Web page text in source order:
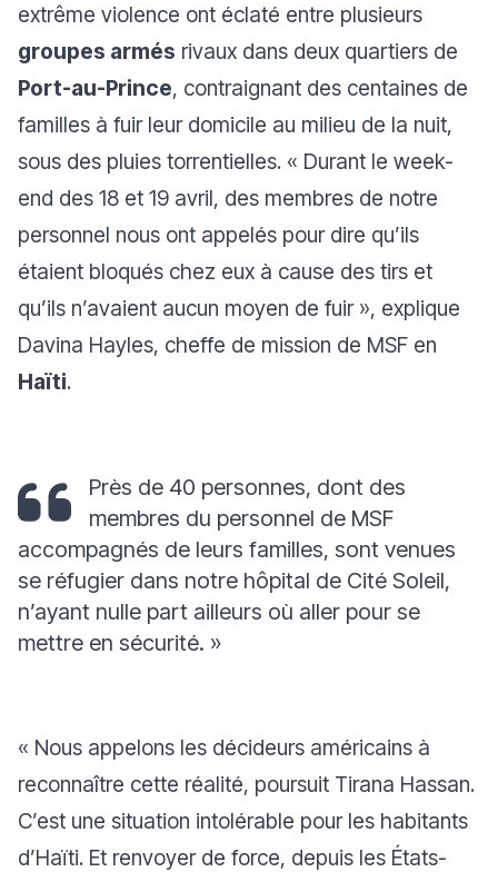
extrême violence ont éclaté entre plusieurs
groupes armés rivaux dans deux quartiers de
Port-au-Prince, contraignant des centaines de
familles à fuir leur domicile au milieu de la nuit,
sous des pluies torrentielles. « Durant le week-
end des 18 et 19 avril, des membres de notre
personnel nous ont appelés pour dire qu’ils
étaient bloqués chez eux à cause des tirs et
qu’ils n’avaient aucun moyen de fuir », explique
Davina Hayles, cheffe de mission de MSF en
Haïti.
Près de 40 personnes, dont des
membres du personnel de MSF
accompagnés de leurs familles, sont venues
se réfugier dans notre hôpital de Cité Soleil,
n’ayant nulle part ailleurs où aller pour se
mettre en sécurité. »
« Nous appelons les décideurs américains à
reconnaître cette réalité, poursuit Tirana Hassan.
C’est une situation intolérable pour les habitants
d’Haïti. Et renvoyer de force, depuis les États-